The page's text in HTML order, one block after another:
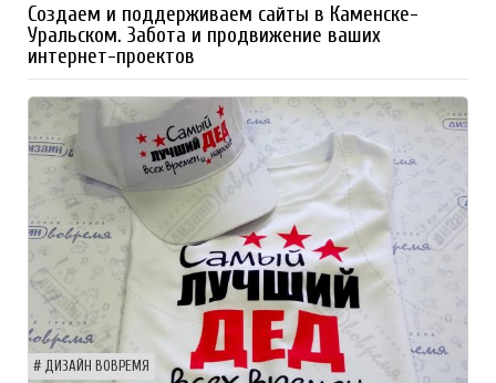
Создаем и поддерживаем сайты в Каменске-
Уральском. Забота и продвижение ваших
интернет-проектов
ДИЗАЙН ВОВРЕМЯ